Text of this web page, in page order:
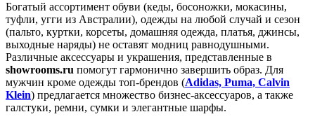
Богатый ассортимент обуви (кеды, босоножки, мокасины,
туфли, угги из Австралии), одежды на любой случай и сезон
(пальто, куртки, корсеты, домашняя одежда, платья, джинсы,
выходные наряды) не оставят модниц равнодушными.
Различные аксессуары и украшения, представленные в
showrooms.ru помогут гармонично завершить образ. Для
мужчин кроме одежды топ-брендов (Adidas, Puma, Calvin
Klein) предлагается множество бизнес-аксессуаров, а также
галстуки, ремни, сумки и элегантные шарфы.